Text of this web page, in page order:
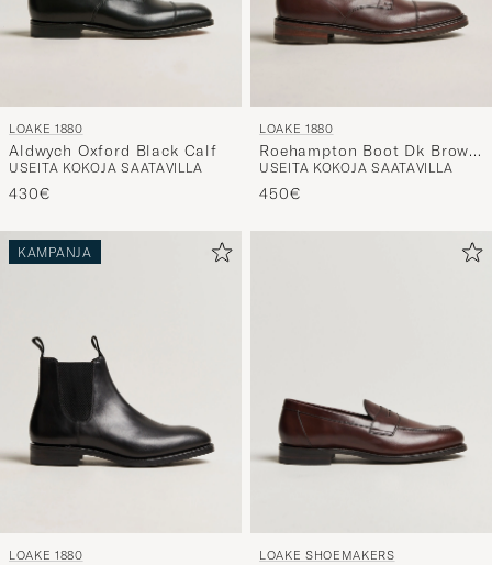
LOAKE 1880
Aldwych Oxford Black Calf
USEITA KOKOJA SAATAVILLA
430€
LOAKE 1880
Roehampton Boot Dk Brown
Burnished Calf
USEITA KOKOJA SAATAVILLA
450€
KAMPANJA
LOAKE 1880 LOAKE SHOEMAKERS